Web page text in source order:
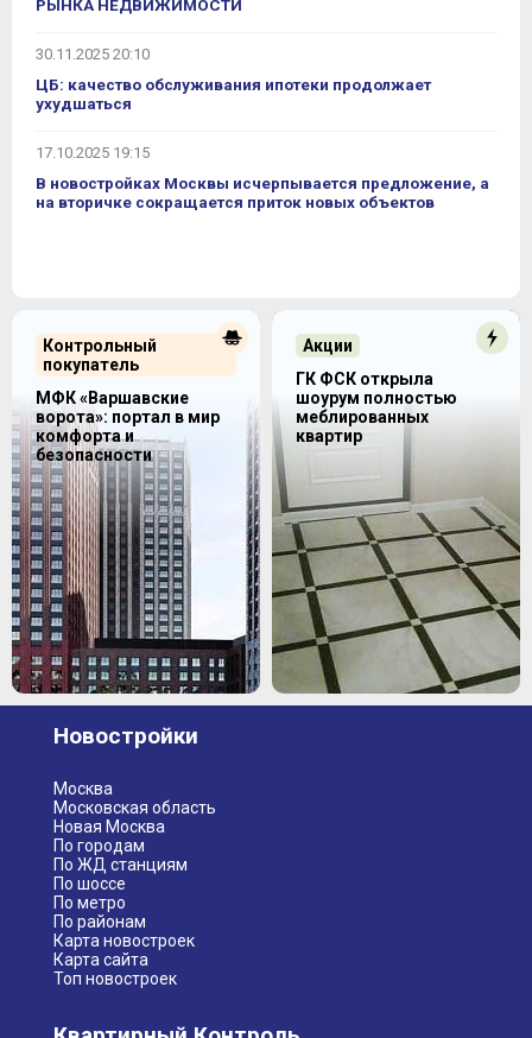
РЫНКА НЕДВИЖИМОСТИ
30.11.2025 20:10
ЦБ: качество обслуживания ипотеки продолжает
ухудшаться
17.10.2025 19:15
В новостройках Москвы исчерпывается предложение, а
на вторичке сокращается приток новых объектов
Контрольный
покупатель
МФК «Варшавские
ворота»: портал в мир
комфорта и
безопасности
Акции
ГК ФСК открыла
шоурум полностью
меблированных
квартир
Новостройки
Москва
Московская область
Новая Москва
По городам
По ЖД станциям
По шоссе
По метро
По районам
Карта новостроек
Карта сайта
Топ новостроек